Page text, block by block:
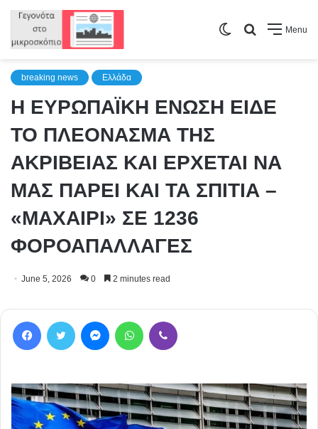
Menu
Search
Switch
breaking news Ελλάδα
Η ΕΥΡΩΠΑΪΚΗ ΕΝΩΣΗ ΕΙΔΕ
ΤΟ ΠΛΕΟΝΑΣΜΑ ΤΗΣ
ΑΚΡΙΒΕΙΑΣ ΚΑΙ ΕΡΧΕΤΑΙ ΝΑ
ΜΑΣ ΠΑΡΕΙ ΚΑΙ ΤΑ ΣΠΙΤΙΑ –
«ΜΑΧΑΙΡΙ» ΣΕ 1236
ΦΟΡΟΑΠΑΛΛΑΓΕΣ
June 5, 2026 0 2 minutes read
Facebook Twitter MessengerWhatsApp